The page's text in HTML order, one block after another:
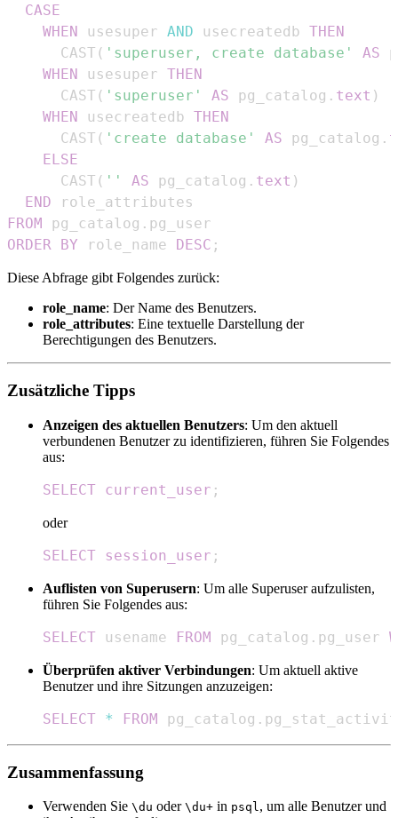
CASE
WHEN
usesuper AND usecreatedb THEN
      CAST
( 'superuser, create database' AS
WHEN
usesuper THEN
      CAST
( 'superuser' AS pg_catalog . text )
WHEN
usecreatedb THEN
      CAST
( 'create database' AS pg_catalog .
ELSE
      CAST
( '' AS pg_catalog . text )
END
FROM
pg_catalog .
ORDER
BY role_name DESC ;
Diese Abfrage gibt Folgendes zurück:
role_name: Der Name des Benutzers.
role_attributes: Eine textuelle Darstellung der
Berechtigungen des Benutzers.
Zusätzliche Tipps
Anzeigen des aktuellen Benutzers: Um den aktuell
verbundenen Benutzer zu identifizieren, führen Sie Folgendes
aus:
SELECT current_user ;
oder
SELECT session_user ;
Auflisten von Superusern: Um alle Superuser aufzulisten,
führen Sie Folgendes aus:
SELECT usename FROM pg_catalog . pg_user
Überprüfen aktiver Verbindungen: Um aktuell aktive
Benutzer und ihre Sitzungen anzuzeigen:
SELECT * FROM pg_catalog .
Zusammenfassung
Verwenden Sie \du oder \du+ in psql, um alle Benutzer und